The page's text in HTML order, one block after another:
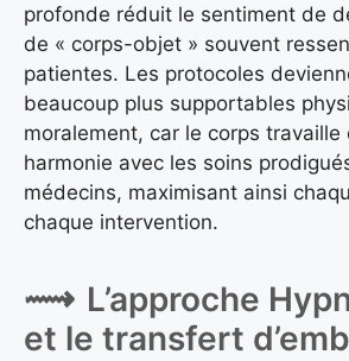
profonde réduit le sentiment de
de « corps-objet » souvent
patientes. Les protocoles
beaucoup plus supportables
moralement, car le corps travaille
harmonie avec les soins
médecins, maximisant ainsi
chaque intervention.
L’approche
et le transfert